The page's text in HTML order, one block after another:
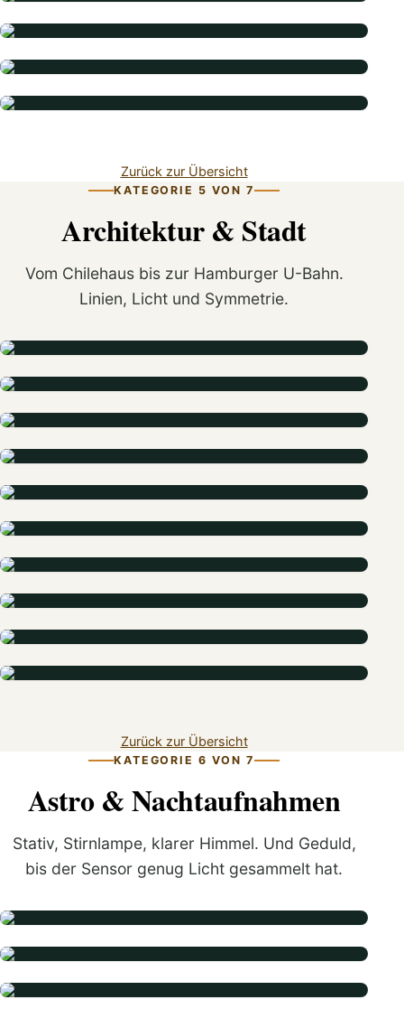
Zurück zur Übersicht
KATEGORIE 5 VON 7
Architektur & Stadt
Vom Chilehaus bis zur Hamburger U-Bahn.
Linien, Licht und Symmetrie.
Zurück zur Übersicht
KATEGORIE 6 VON 7
Astro & Nachtaufnahmen
Stativ, Stirnlampe, klarer Himmel. Und Geduld,
bis der Sensor genug Licht gesammelt hat.